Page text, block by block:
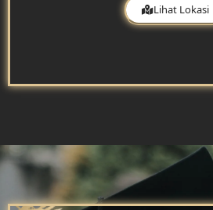
Lihat Lokasi